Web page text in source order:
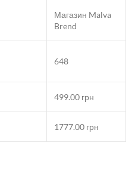
Магазин Malva
Brend
648
499.00 грн
1777.00 грн